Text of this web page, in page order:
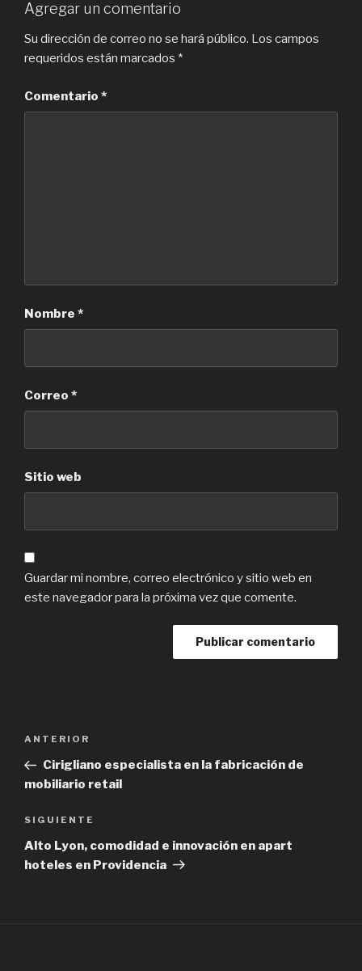
Agregar un comentario
Su dirección de correo no se hará público. Los campos
requeridos están marcados *
Comentario *
Nombre *
Correo *
Sitio web
Guardar mi nombre, correo electrónico y sitio web en
este navegador para la próxima vez que comente.
entradas
Previous
Post
ANTERIOR
Cirigliano especialista en la fabricación de
mobiliario retail
Next
Post
SIGUIENTE
Alto Lyon, comodidad e innovación en apart
hoteles en Providencia